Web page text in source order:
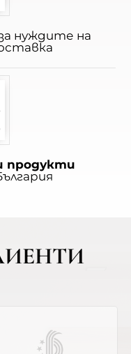
нуждите на
продукти